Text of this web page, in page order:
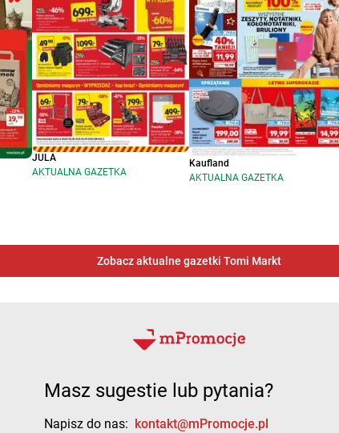
JULA
AKTUALNA GAZETKA
Kaufland
AKTUALNA GAZETKA
Zobacz aktualne gazetki Tomi Markt
Masz sugestie lub pytania?
Napisz do nas: kontakt@mPromocje.pl